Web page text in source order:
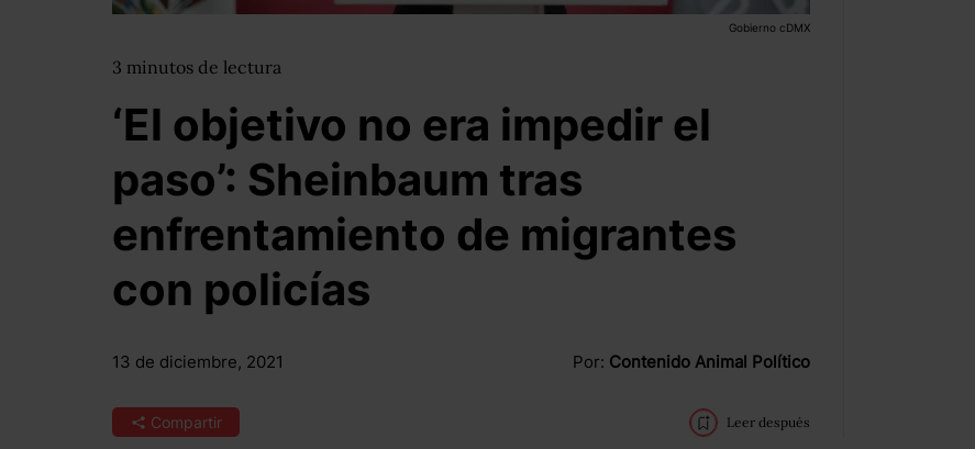
Gobierno cDMX
3 minutos de lectura
‘El objetivo no era impedir el
paso’: Sheinbaum tras
enfrentamiento de migrantes
con policías
13 de diciembre, 2021 Por: Contenido Animal Político
Compartir Leer después